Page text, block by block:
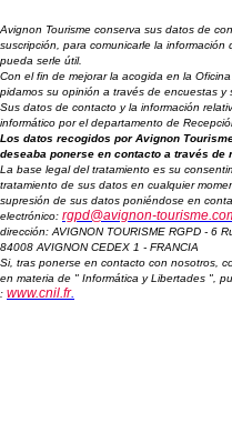
Avignon Tourisme conserva sus datos de
suscripción, para comunicarle la
pueda serle útil.
Con el fin de mejorar la acogida en la
pidamos su opinión a través de encuestas y
Sus datos de contacto y la información
informático por el departamento de
Los datos recogidos por Avignon
deseaba ponerse en contacto a través de
La base legal del tratamiento es su
tratamiento de sus datos en cualquier
supresión de sus datos poniéndose en
electrónico: rgpd@avignon-
dirección: AVIGNON TOURISME RGPD - 6
84008 AVIGNON CEDEX 1 - FRANCIA
Si, tras ponerse en contacto con nosotros,
en materia de " Informática y Libertades ",
: www.cnil.fr.